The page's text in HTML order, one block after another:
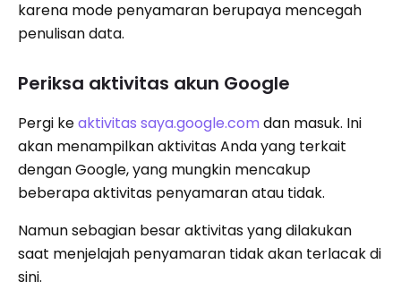
karena mode penyamaran berupaya mencegah
penulisan data.
Periksa aktivitas akun Google
Pergi keaktivitas saya.google.com dan masuk. Ini
akan menampilkan aktivitas Anda yang terkait
dengan Google, yang mungkin mencakup
beberapa aktivitas penyamaran atau tidak.
Namun sebagian besar aktivitas yang dilakukan
saat menjelajah penyamaran tidak akan terlacak di
sini.